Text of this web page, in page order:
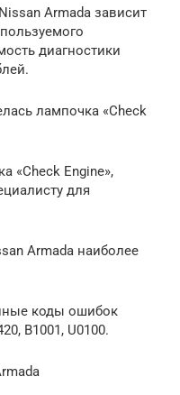
Armada зависит
диагностики
лампочка «Check
«Check Engine»,
для
Armada наиболее
коды ошибок
B1001, U0100.